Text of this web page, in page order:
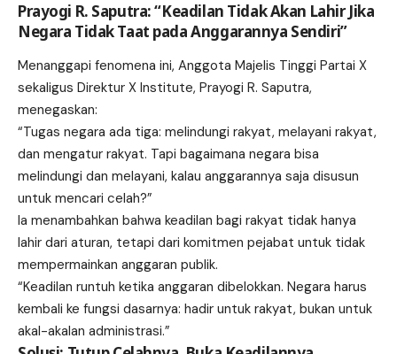
Prayogi R. Saputra: “Keadilan Tidak Akan Lahir Jika
Negara Tidak Taat pada Anggarannya Sendiri”
Menanggapi fenomena ini, Anggota Majelis Tinggi Partai X
sekaligus Direktur X Institute, Prayogi R. Saputra,
menegaskan:
“Tugas negara ada tiga: melindungi rakyat, melayani rakyat,
dan mengatur rakyat. Tapi bagaimana negara bisa
melindungi dan melayani, kalau anggarannya saja disusun
untuk mencari celah?”
Ia menambahkan bahwa keadilan bagi rakyat tidak hanya
lahir dari aturan, tetapi dari komitmen pejabat untuk tidak
mempermainkan anggaran publik.
“Keadilan runtuh ketika anggaran dibelokkan. Negara harus
kembali ke fungsi dasarnya: hadir untuk rakyat, bukan untuk
akal-akalan administrasi.”